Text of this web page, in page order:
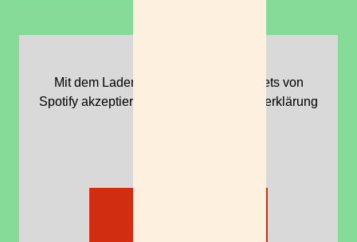
Mit dem Laden des interaktiven Widgets von
Spotify akzeptieren Sie die Datenschutzerklärung